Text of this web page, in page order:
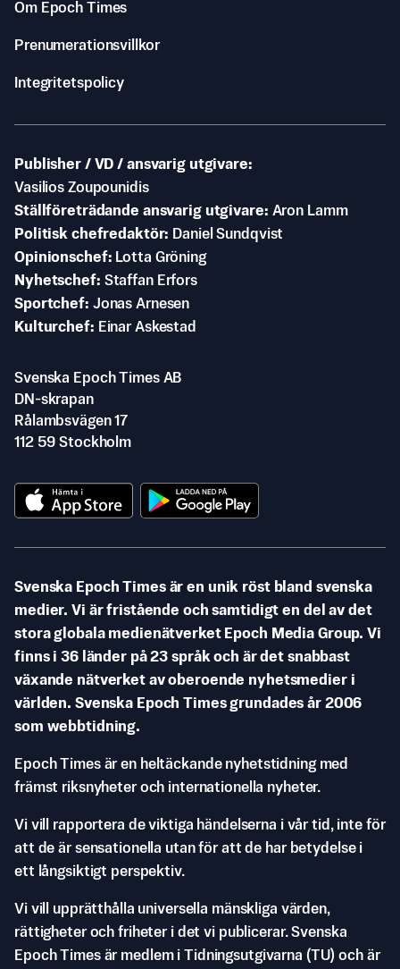
Om Epoch Times
Prenumerationsvillkor
Integritetspolicy
Publisher / VD / ansvarig utgivare
Vasilios Zoupounidis
Ställföreträdande ansvarig utgivare Aron Lamm
Politisk chefredaktör
Daniel Sundqvist
Opinionschef
Lotta Gröning
Nyhetschef Staffan Erfors
Sportchef Jonas Arnesen
Kulturchef
Einar Askestad
Svenska Epoch Times AB
DN-skrapan
Rålambsvägen 17
112 59 Stockholm
Svenska Epoch Times är en unik röst bland svenska
medier. Vi är fristående och samtidigt en del av det
stora globala medienätverket Epoch Media Group. Vi
finns i 36 länder på 23 språk och är det snabbast
växande nätverket av oberoende nyhetsmedier i
världen. Svenska Epoch Times grundades år 2006
som webbtidning.
Epoch Times är en heltäckande nyhetstidning med
främst riksnyheter och internationella nyheter.
Vi vill rapportera de viktiga händelserna i vår tid, inte för
att de är sensationella utan för att de har betydelse i
ett långsiktigt perspektiv.
Vi vill upprätthålla universella mänskliga värden,
rättigheter och friheter i det vi publicerar. Svenska
Epoch Times är medlem i Tidningsutgivarna (TU) och är